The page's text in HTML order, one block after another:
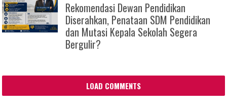
Rekomendasi Dewan Pendidikan
Diserahkan, Penataan SDM Pendidikan
dan Mutasi Kepala Sekolah Segera
Bergulir?
LOAD COMMENTS